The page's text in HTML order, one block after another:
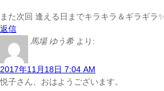
また次回 逢える日までキラキラ＆ギラギラ
返信
馬場 ゆう希 より:
2017年11月18日 7:04 AM
悦子さん、おはようございます。